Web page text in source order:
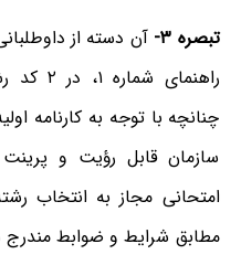
تبصره ۳-
آن دسته از
چنانچه با توجه به کارنامه
سازمان قابل رؤیت و
امتحانی مجاز به انتخاب